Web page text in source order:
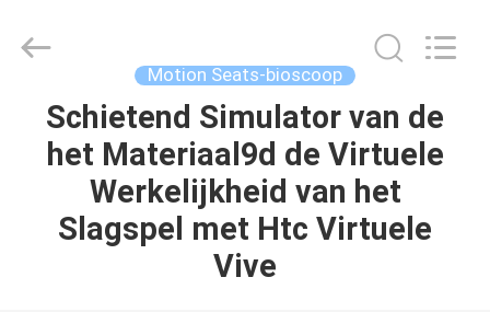
HUIS
PRODUCTEN
Co.,Ltd.
Motion Seats-bioscoop
Schietend Simulator van de
het Materiaal9d de Virtuele
Werkelijkheid van het
Slagspel met Htc Virtuele
Vive